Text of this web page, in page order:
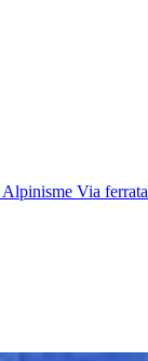
Alpinisme Via ferrata